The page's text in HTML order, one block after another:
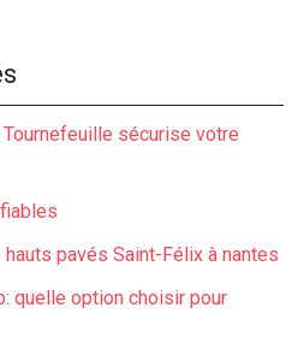
sécurise votre
pavés Saint-Félix à nantes
quelle option choisir pour